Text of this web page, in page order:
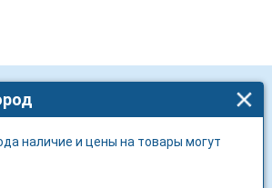
Для клиента
конфиденциальности
наличие и цены на товары могут